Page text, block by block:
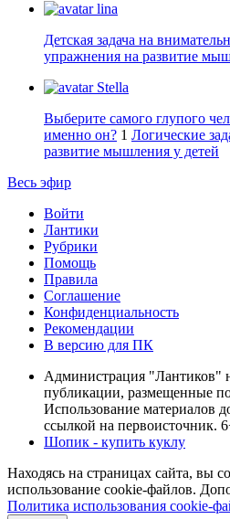
lina
Детская задача на
упражнения на развитие
Stella
Выберите самого глупого
именно он? 1 Логические
развитие мышления у детей
Весь эфир
Войти
Лантики
Рубрики
Помощь
Правила
Соглашение
Конфиденциальность
Рекомендации
В версию для ПК
Администрация "Лантиков"
публикации, размещенные
Использование материалов
ссылкой на первоисточник.
Шопик - купить куклу
Находясь на страницах сайта, вы
использование cookie-файлов.
Политика использования cookie-